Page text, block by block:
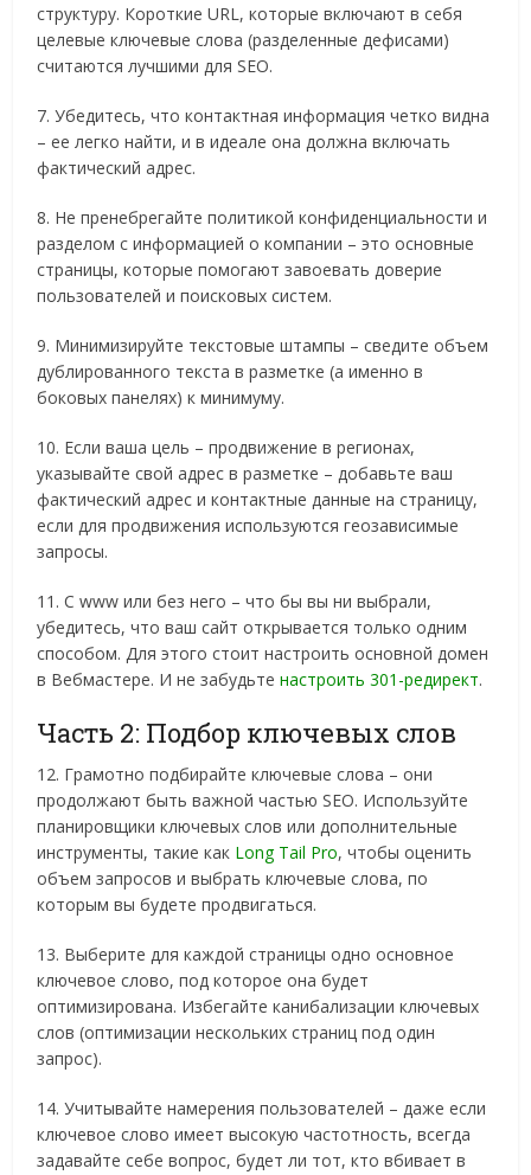
структуру. Короткие URL, которые включают в себя
целевые ключевые слова (разделенные дефисами)
считаются лучшими для SEO.
7. Убедитесь, что контактная информация четко видна
– ее легко найти, и в идеале она должна включать
фактический адрес.
8. Не пренебрегайте политикой конфиденциальности и
разделом с информацией о компании – это основные
страницы, которые помогают завоевать доверие
пользователей и поисковых систем.
9. Минимизируйте текстовые штампы – сведите объем
дублированного текста в разметке (а именно в
боковых панелях) к минимуму.
10. Если ваша цель – продвижение в регионах,
указывайте свой адрес в разметке – добавьте ваш
фактический адрес и контактные данные на страницу,
если для продвижения используются геозависимые
запросы.
11. С www или без него – что бы вы ни выбрали,
убедитесь, что ваш сайт открывается только одним
способом. Для этого стоит настроить основной домен
в Вебмастере. И не забудьтенастроить 301-редирект.
Часть 2: Подбор ключевых слов
12. Грамотно подбирайте ключевые слова – они
продолжают быть важной частью SEO. Используйте
планировщики ключевых слов или дополнительные
инструменты, такие как Long Tail Pro, чтобы оценить
объем запросов и выбрать ключевые слова, по
которым вы будете продвигаться.
13. Выберите для каждой страницы одно основное
ключевое слово, под которое она будет
оптимизирована. Избегайте канибализации ключевых
слов (оптимизации нескольких страниц под один
запрос).
14. Учитывайте намерения пользователей – даже если
ключевое слово имеет высокую частотность, всегда
задавайте себе вопрос, будет ли тот, кто вбивает в